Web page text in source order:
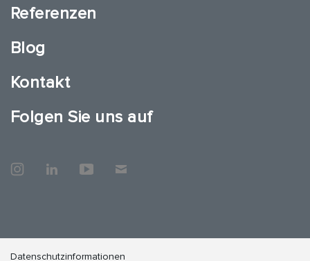
Referenzen
Blog
Kontakt
Folgen Sie uns auf
Datenschutzinformationen